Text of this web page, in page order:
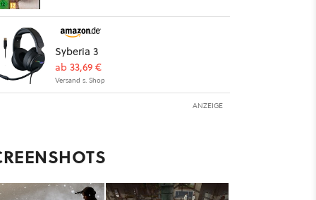
Syberia 3
ab 33,69 €
Versand s. Shop
ANZEIGE